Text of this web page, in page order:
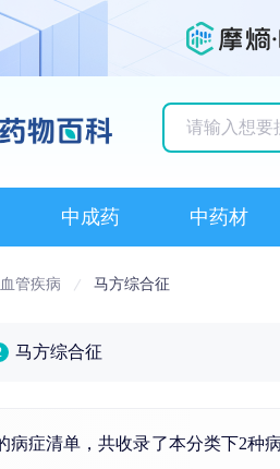
中成药 中药材
管疾病 马方综合征
马方综合征
病症清单，共收录了本分类下2种